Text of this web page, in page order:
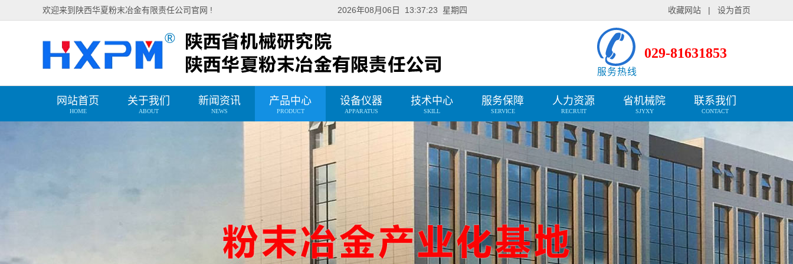
欢迎来到陕西华夏粉末冶金有限责任公司官网 ! 2026年08月06日 13:37:24 星期四 收藏网站 | 设为首页
服务热线
029-81631853
网站首页
HOME
关于我们
ABOUT
新闻资讯
NEWS
产品中心
PRODUCT
设备仪器
APPARATUS
技术中心
SKILL
服务保障
SERVICE
人力资源
RECRUIT
省机械院
SJYXY
联系我们
CONTACT